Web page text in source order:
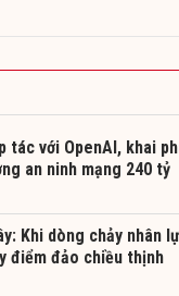
tác với OpenAI, khai
an ninh mạng 240 tỷ
Khi dòng chảy nhân
điểm đảo chiều thịnh